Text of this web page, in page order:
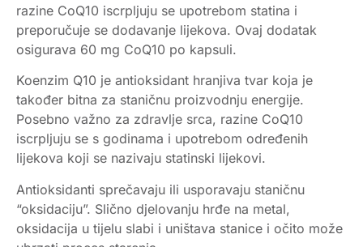
razine CoQ10 iscrpljuju se upotrebom statina i
preporučuje se dodavanje lijekova. Ovaj dodatak
osigurava 60 mg CoQ10 po kapsuli.
Koenzim Q10 je antioksidant hranjiva tvar koja je
također bitna za staničnu proizvodnju energije.
Posebno važno za zdravlje srca, razine CoQ10
iscrpljuju se s godinama i upotrebom određenih
lijekova koji se nazivaju statinski lijekovi.
Antioksidanti sprečavaju ili usporavaju staničnu
“oksidaciju”. Slično djelovanju hrđe na metal,
oksidacija u tijelu slabi i uništava stanice i očito može